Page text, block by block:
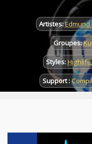
Artistes:Edmund
Groupes:
Styles:Highlife,
Support :